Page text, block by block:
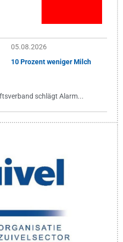
05.08.2026
10 Prozent weniger Milch
schlägt Alarm...